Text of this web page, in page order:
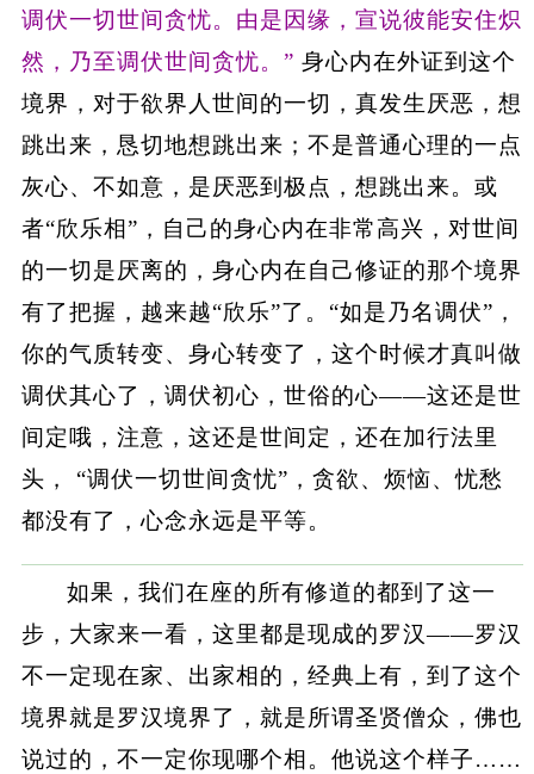
调伏一切世间贪忧。由是因缘，宣说彼能安住炽
然，乃至调伏世间贪忧。” 身心内在外证到这个
境界，对于欲界人世间的一切，真发生厌恶，想
跳出来，恳切地想跳出来；不是普通心理的一点
灰心、不如意，是厌恶到极点，想跳出来。或
者“欣乐相”，自己的身心内在非常高兴，对世间
的一切是厌离的，身心内在自己修证的那个境界
有了把握，越来越“欣乐”了。“如是乃名调伏”，
你的气质转变、身心转变了，这个时候才真叫做
调伏其心了，调伏初心，世俗的心——这还是世
间定哦，注意，这还是世间定，还在加行法里
头， “调伏一切世间贪忧”，贪欲、烦恼、忧愁
都没有了，心念永远是平等。
如果，我们在座的所有修道的都到了这一
步，大家来一看，这里都是现成的罗汉——罗汉
不一定现在家、出家相的，经典上有，到了这个
境界就是罗汉境界了，就是所谓圣贤僧众，佛也
说过的，不一定你现哪个相。他说这个样子……